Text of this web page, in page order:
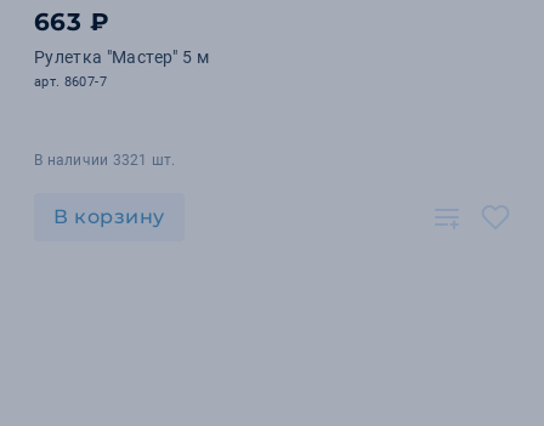
663 ₽
Рулетка "Мастер" 5 м
арт. 8607-7
В наличии 3321 шт.
В корзину